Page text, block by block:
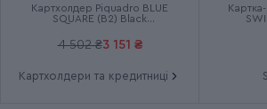
Картхолдер Piquadro BLUE
SQUARE (B2) Black
4 502 ₴3 151 ₴
Картхолдери та кредитниці